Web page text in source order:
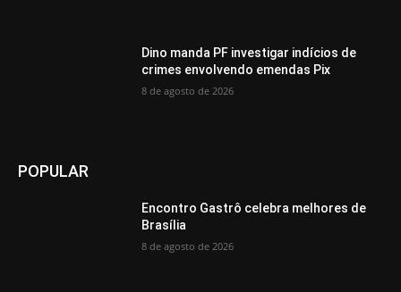
Dino manda PF investigar indícios de
crimes envolvendo emendas Pix
8 de agosto de 2026
POPULAR
Encontro Gastrô celebra melhores de
Brasília
8 de agosto de 2026